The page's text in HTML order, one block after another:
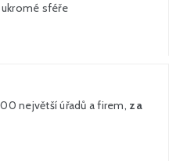
sféře
největší úřadů a firem, za